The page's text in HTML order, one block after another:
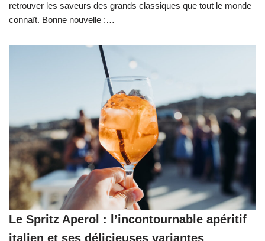
retrouver les saveurs des grands classiques que tout le monde
connaît. Bonne nouvelle :…
Le Spritz Aperol : l’incontournable apéritif
italien et ses délicieuses variantes